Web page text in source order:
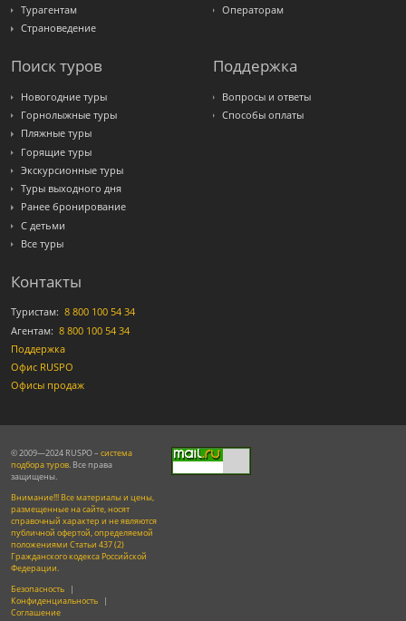
Турагентам
Страноведение
Операторам
Поиск туров
Новогодние туры
Горнолыжные туры
Пляжные туры
Горящие туры
Экскурсионные туры
Туры выходного дня
Ранее бронирование
С детьми
Все туры
Поддержка
Вопросы и ответы
Способы оплаты
Контакты
Туристам: 8 800 100 54 34
Агентам: 8 800 100 54 34
Поддержка
Офис RUSPO
Офисы продаж
© 2009—2024 RUSPO – система
подбора туров. Все права
защищены.
Внимание!!! Все материалы и цены,
размещенные на сайте, носят
справочный характер и не являются
публичной офертой, определяемой
положениями Статьи 437 (2)
Гражданского кодекса Российской
Федерации.
Безопасность |
Конфиденциальность |
Соглашение